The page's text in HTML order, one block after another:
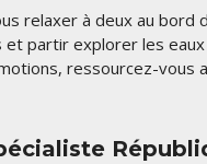
relaxer à deux au bord
partir explorer les
ressourcez-vous